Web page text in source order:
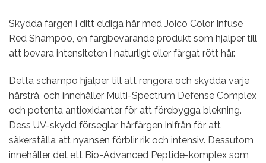
Skydda färgen i ditt eldiga hår med Joico Color Infuse
Red Shampoo, en färgbevarande produkt som hjälper till
att bevara intensiteten i naturligt eller färgat rött hår.
Detta schampo hjälper till att rengöra och skydda varje
hårstrå, och innehåller Multi-Spectrum Defense Complex
och potenta antioxidanter för att förebygga blekning.
Dess UV-skydd förseglar hårfärgen inifrån för att
säkerställa att nyansen förblir rik och intensiv. Dessutom
innehåller det ett Bio-Advanced Peptide-komplex som